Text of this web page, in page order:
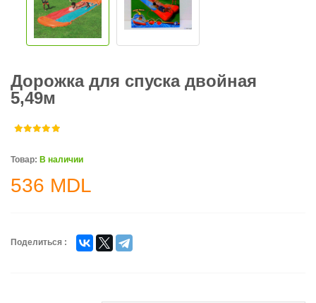
Дорожка для спуска двойная
5,49м
Товар: В наличии
536 MDL
Поделиться :